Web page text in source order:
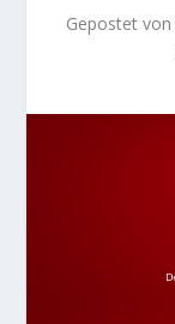
Gepostet von